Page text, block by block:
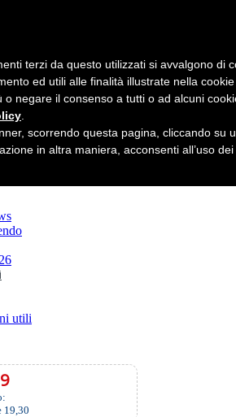
Circolo
Statuto e
utili
19,30
terzi da questo utilizzati si avvalgono di
ed utili alle finalità illustrate nella
o negare il consenso a tutti o ad alcuni
scorrendo questa pagina, cliccando su
in altra maniera, acconsenti all’uso